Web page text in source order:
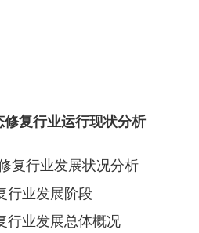
修复行业运行现状分析
复行业发展状况分析
行业发展阶段
行业发展总体概况